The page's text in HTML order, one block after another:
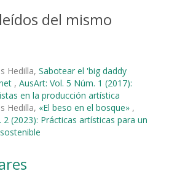
del mismo
Hedilla, Sabotear el 'big daddy
, AusArt: Vol. 5 Núm. 1 (2017):
en la producción artística
Hedilla, «El beso en el bosque» ,
2 (2023): Prácticas artísticas para un